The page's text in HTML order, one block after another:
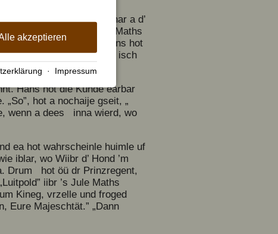
kut mit ’m Bodewischar a d’
i’ ’s Rothüs umme. Maths
wie huit zeche. Hans hot
Ronze gschnalled und isch
Hans hot die Künde earbar
hot a nochaije gseit, „
wenn a dees inna wierd, wo
ea hot wahrscheinle huimle uf
iblar, wo Wiibr d’ Hond ’m
Drum hot öü dr Prinzregent,
iibr ’s Jule Maths
Kineg, vrzelle und froged
Eure Majeschtät.” „Dann
akzeptieren
· Impressum